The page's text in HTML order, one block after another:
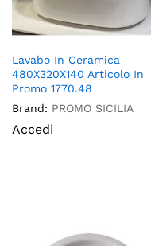
Lavabo In Ceramica
480X320X140 Articolo In
Promo 1770.48
Brand: PROMO SICILIA
Accedi